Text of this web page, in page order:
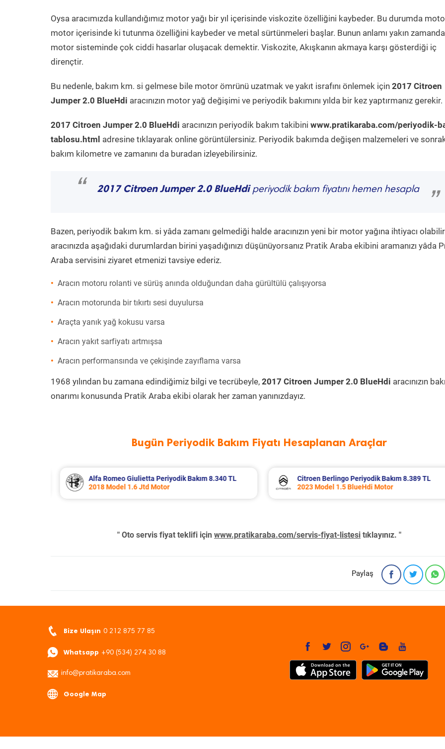
Oysa aracımızda kullandığımız motor yağı bir yıl içerisinde viskozite özelliğini kaybeder. Bu durumda
motor içerisinde ki tutunma özelliğini kaybeder ve metal sürtünmeleri başlar. Bunun anlamı yakın zamanda
motor sisteminde çok ciddi hasarlar oluşacak demektir. Viskozite, Akışkanın akmaya karşı gösterdiği iç
dirençtir.
Bu nedenle, bakım km. si gelmese bile motor ömrünü uzatmak ve yakıt israfını önlemek için 2017 Citroen
Jumper 2.0 BlueHdi aracınızın motor yağ değişimi ve periyodik bakımını yılda bir kez yaptırmanız gerekir.
2017 Citroen Jumper 2.0 BlueHdi aracınızın periyodik bakım takibini www.pratikaraba.com/periyodik-
tablosu.html adresine tıklayarak online görüntülersiniz. Periyodik bakımda değişen malzemeleri ve
bakım kilometre ve zamanını da buradan izleyebilirsiniz.
“ 2017 Citroen Jumper 2.0 BlueHdiperiyodik bakım fiyatını hemen hesapla
”
Bazen, periyodik bakım km. si yâda zamanı gelmediği halde aracınızın yeni bir motor yağına ihtiyacı
aracınızda aşağıdaki durumlardan birini yaşadığınızı düşünüyorsanız Pratik Araba ekibini aramanızı yâda
Araba servisini ziyaret etmenizi tavsiye ederiz.
Aracın motoru rolanti ve sürüş anında olduğundan daha gürültülü çalışıyorsa
Aracın motorunda bir tıkırtı sesi duyulursa
Araçta yanık yağ kokusu varsa
Aracın yakıt sarfiyatı artmışsa
Aracın performansında ve çekişinde zayıflama varsa
1968 yılından bu zamana edindiğimiz bilgi ve tecrübeyle, 2017 Citroen Jumper 2.0 BlueHdi aracınızın
onarımı konusunda Pratik Araba ekibi olarak her zaman yanınızdayız.
Bugün Periyodik Bakım Fiyatı Hesaplanan Araçlar
Citroen Berlingo Periyodik Bakım 8.389 TL
2023 Model 1.5 BlueHdi Motor
Fiat Egea Cross Periyodik Bakım 8.683 TL
2023 Model 1.6 Multijet Motor
" Oto servis fiyat teklifi için www.pratikaraba.com/servis-fiyat-listesi tıklayınız. "
Paylaş
Bize Ulaşın 0 212 875 77 85
Whatsapp +90 (534) 274 30 88
info@pratikaraba.com
Google Map